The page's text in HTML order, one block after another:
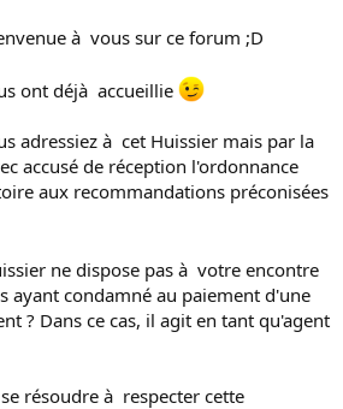
à vous sur ce forum ;D
ont déjà accueillie
adressiez à cet Huissier mais par la
accusé de réception l'ordonnance
aux recommandations préconisées
ne dispose pas à votre encontre
ayant condamné au paiement d'une
? Dans ce cas, il agit en tant qu'agent
résoudre à respecter cette